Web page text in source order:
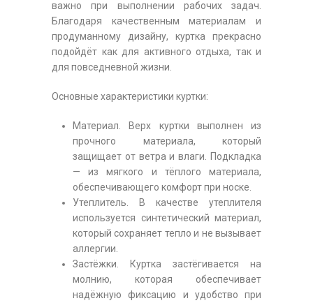
важно при выполнении рабочих задач.
Благодаря качественным материалам и
продуманному дизайну, куртка прекрасно
подойдёт как для активного отдыха, так и
для повседневной жизни.
Основные характеристики куртки:
Материал. Верх куртки выполнен из
прочного материала, который
защищает от ветра и влаги. Подкладка
— из мягкого и тёплого материала,
обеспечивающего комфорт при носке.
Утеплитель. В качестве утеплителя
используется синтетический материал,
который сохраняет тепло и не вызывает
аллергии.
Застёжки. Куртка застёгивается на
молнию, которая обеспечивает
надёжную фиксацию и удобство при